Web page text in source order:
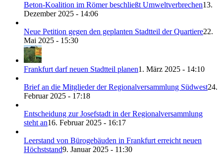
Beton-Koalition im Römer beschließt Umweltverbrechen13.
Dezember 2025 - 14:06
Neue Petition gegen den geplanten Stadtteil der Quartiere22.
Mai 2025 - 15:30
Frankfurt darf neuen Stadtteil planen1. März 2025 - 14:10
Brief an die Mitglieder der Regionalversammlung Südwest24.
Februar 2025 - 17:18
Entscheidung zur Josefstadt in der Regionalversammlung
steht an16. Februar 2025 - 16:17
Leerstand von Bürogebäuden in Frankfurt erreicht neuen
Höchststand9. Januar 2025 - 11:30